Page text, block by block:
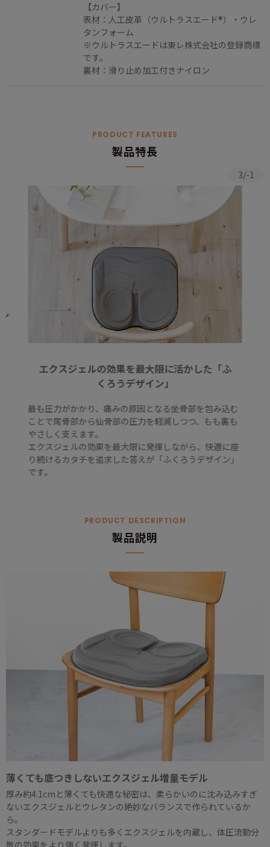
【カバー】
表材：人工皮革（ウルトラスエード®）・ウレ
タンフォーム
※ウルトラスエードは東レ株式会社の登録商標
です。
裏材：滑り止め加工付きナイロン
PRODUCT FEATURES
製品特長
エクスジェルの効果を最大限に活かした「ふ
くろうデザイン」
最も圧力がかかり、痛みの原因となる坐骨部を包み込む
ことで尾骨部から仙骨部の圧力を軽減しつつ、もも裏も
やさしく支えます。
エクスジェルの効果を最大限に発揮しながら、快適に座
り続けるカタチを追求した答えが「ふくろうデザイン」
です。
3/-1
PRODUCT DESCRIPTION
製品説明
薄くても底つきしないエクスジェル増量モデル
厚み約4.1cmと薄くても快適な秘密は、柔らかいのに沈み込みすぎ
ないエクスジェルとウレタンの絶妙なバランスで作られているか
ら。
スタンダードモデルよりも多くエクスジェルを内蔵し、体圧流動分
散の効果をより強く発揮します。